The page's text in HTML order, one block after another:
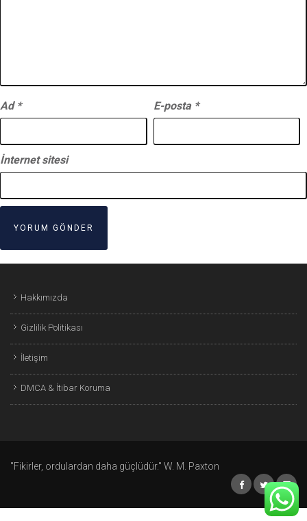
Ad * E-posta *
İnternet sitesi
Hakkımızda
Gizlilik Politikası
İletişim
DMCA & İtibar Koruma
"Fikirler, ordulardan daha güçlüdür." W. M. Paxton